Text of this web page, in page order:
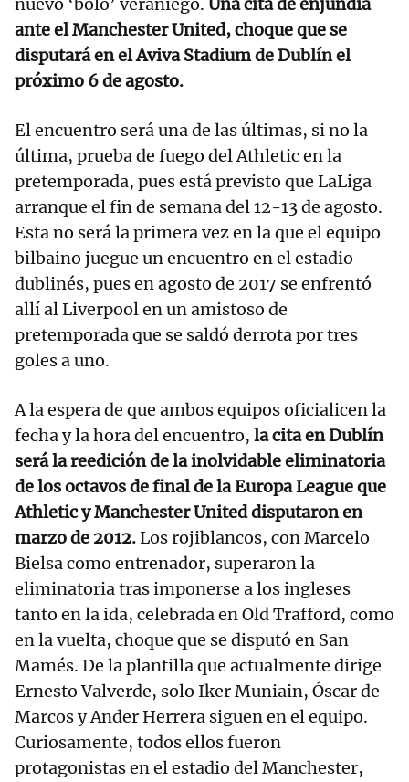
nuevo ‘bolo’ veraniego. Una cita de enjundia
ante el Manchester United, choque que se
disputará en el Aviva Stadium de Dublín el
próximo 6 de agosto.
El encuentro será una de las últimas, si no la
última, prueba de fuego del Athletic en la
pretemporada, pues está previsto que LaLiga
arranque el fin de semana del 12-13 de agosto.
Esta no será la primera vez en la que el equipo
bilbaino juegue un encuentro en el estadio
dublinés, pues en agosto de 2017 se enfrentó
allí al Liverpool en un amistoso de
pretemporada que se saldó derrota por tres
goles a uno.
A la espera de que ambos equipos oficialicen la
fecha y la hora del encuentro, la cita en Dublín
será la reedición de la inolvidable eliminatoria
de los octavos de final de la Europa League que
Athletic y Manchester United disputaron en
marzo de 2012.Los rojiblancos, con Marcelo
Bielsa como entrenador, superaron la
eliminatoria tras imponerse a los ingleses
tanto en la ida, celebrada en Old Trafford, como
en la vuelta, choque que se disputó en San
Mamés. De la plantilla que actualmente dirige
Ernesto Valverde, solo Iker Muniain, Óscar de
Marcos y Ander Herrera siguen en el equipo.
Curiosamente, todos ellos fueron
protagonistas en el estadio del Manchester,